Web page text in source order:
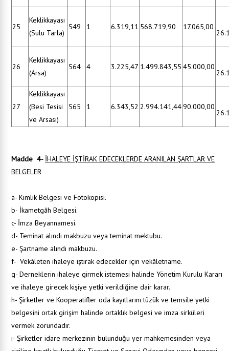
25
Keklikkayası
(Sulu Tarla)
549 1 6.319,11 568.719,90 17.065,00
26
Keklikkayası
(Arsa)
564 4 3.225,47 1.499.843,55 45.000,00
27
Keklikkayası
(Besi Tesisi
ve Arsası)
565 1 6.343,52 2.994.141,4490.000,00
Madde 4- İHALEYE İŞTİRAK EDECEKLERDE ARANILAN ŞARTLAR VE
BELGELER
a- Kimlik Belgesi ve Fotokopisi.
b- İkametgâh Belgesi.
c- İmza Beyannamesi.
d- Teminat alındı makbuzu veya teminat mektubu.
e- Şartname alındı makbuzu.
f- Vekâleten ihaleye iştirak edecekler için vekâletname.
g- Derneklerin ihaleye girmek istemesi halinde Yönetim Kurulu Kararı
ve ihaleye girecek kişiye yetki verildiğine dair karar.
h- Şirketler ve Kooperatifler oda kayıtlarını tüzük ve temsile yetki
belgesini ortak girişim halinde ortaklık belgesi ve imza sirküleri
vermek zorundadır.
i- Şirketler idare merkezinin bulunduğu yer mahkemesinden veya